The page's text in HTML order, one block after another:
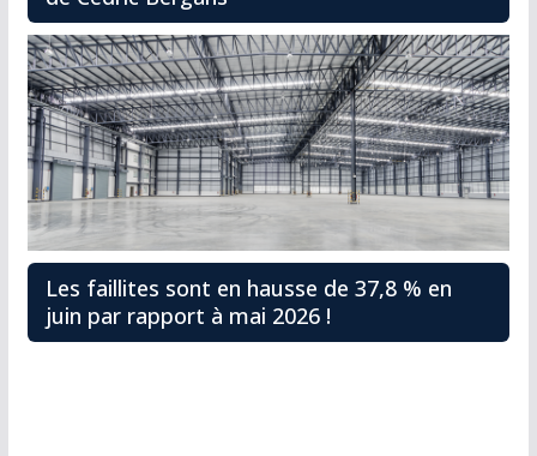
Les faillites sont en hausse de 37,8 % en
juin par rapport à mai 2026 !